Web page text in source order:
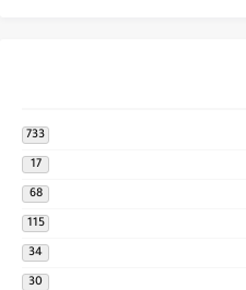
733
17
68
115
34
30